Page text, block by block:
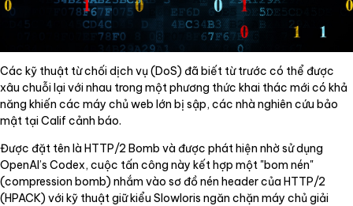
Các kỹ thuật từ chối dịch vụ (DoS) đã biết từ trước có thể được
xâu chuỗi lại với nhau trong một phương thức khai thác mới có khả
năng khiến các máy chủ web lớn bị sập, các nhà nghiên cứu bảo
mật tại Calif cảnh báo.
Được đặt tên là HTTP/2 Bomb và được phát hiện nhờ sử dụng
OpenAI’s Codex, cuộc tấn công này kết hợp một "bom nén"
(compression bomb) nhắm vào sơ đồ nén header của HTTP/2
(HPACK) với kỹ thuật giữ kiểu Slowloris ngăn chặn máy chủ giải